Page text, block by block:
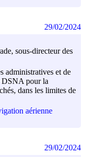
sous-directeur des
administratives et de
DSNA pour la
dans les limites de
aérienne
29/02/2024
29/02/2024